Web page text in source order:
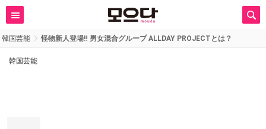
韓国芸能 怪物新人登場‼ 男女混合グループ ALLDAY PROJECTとは？
韓国芸能